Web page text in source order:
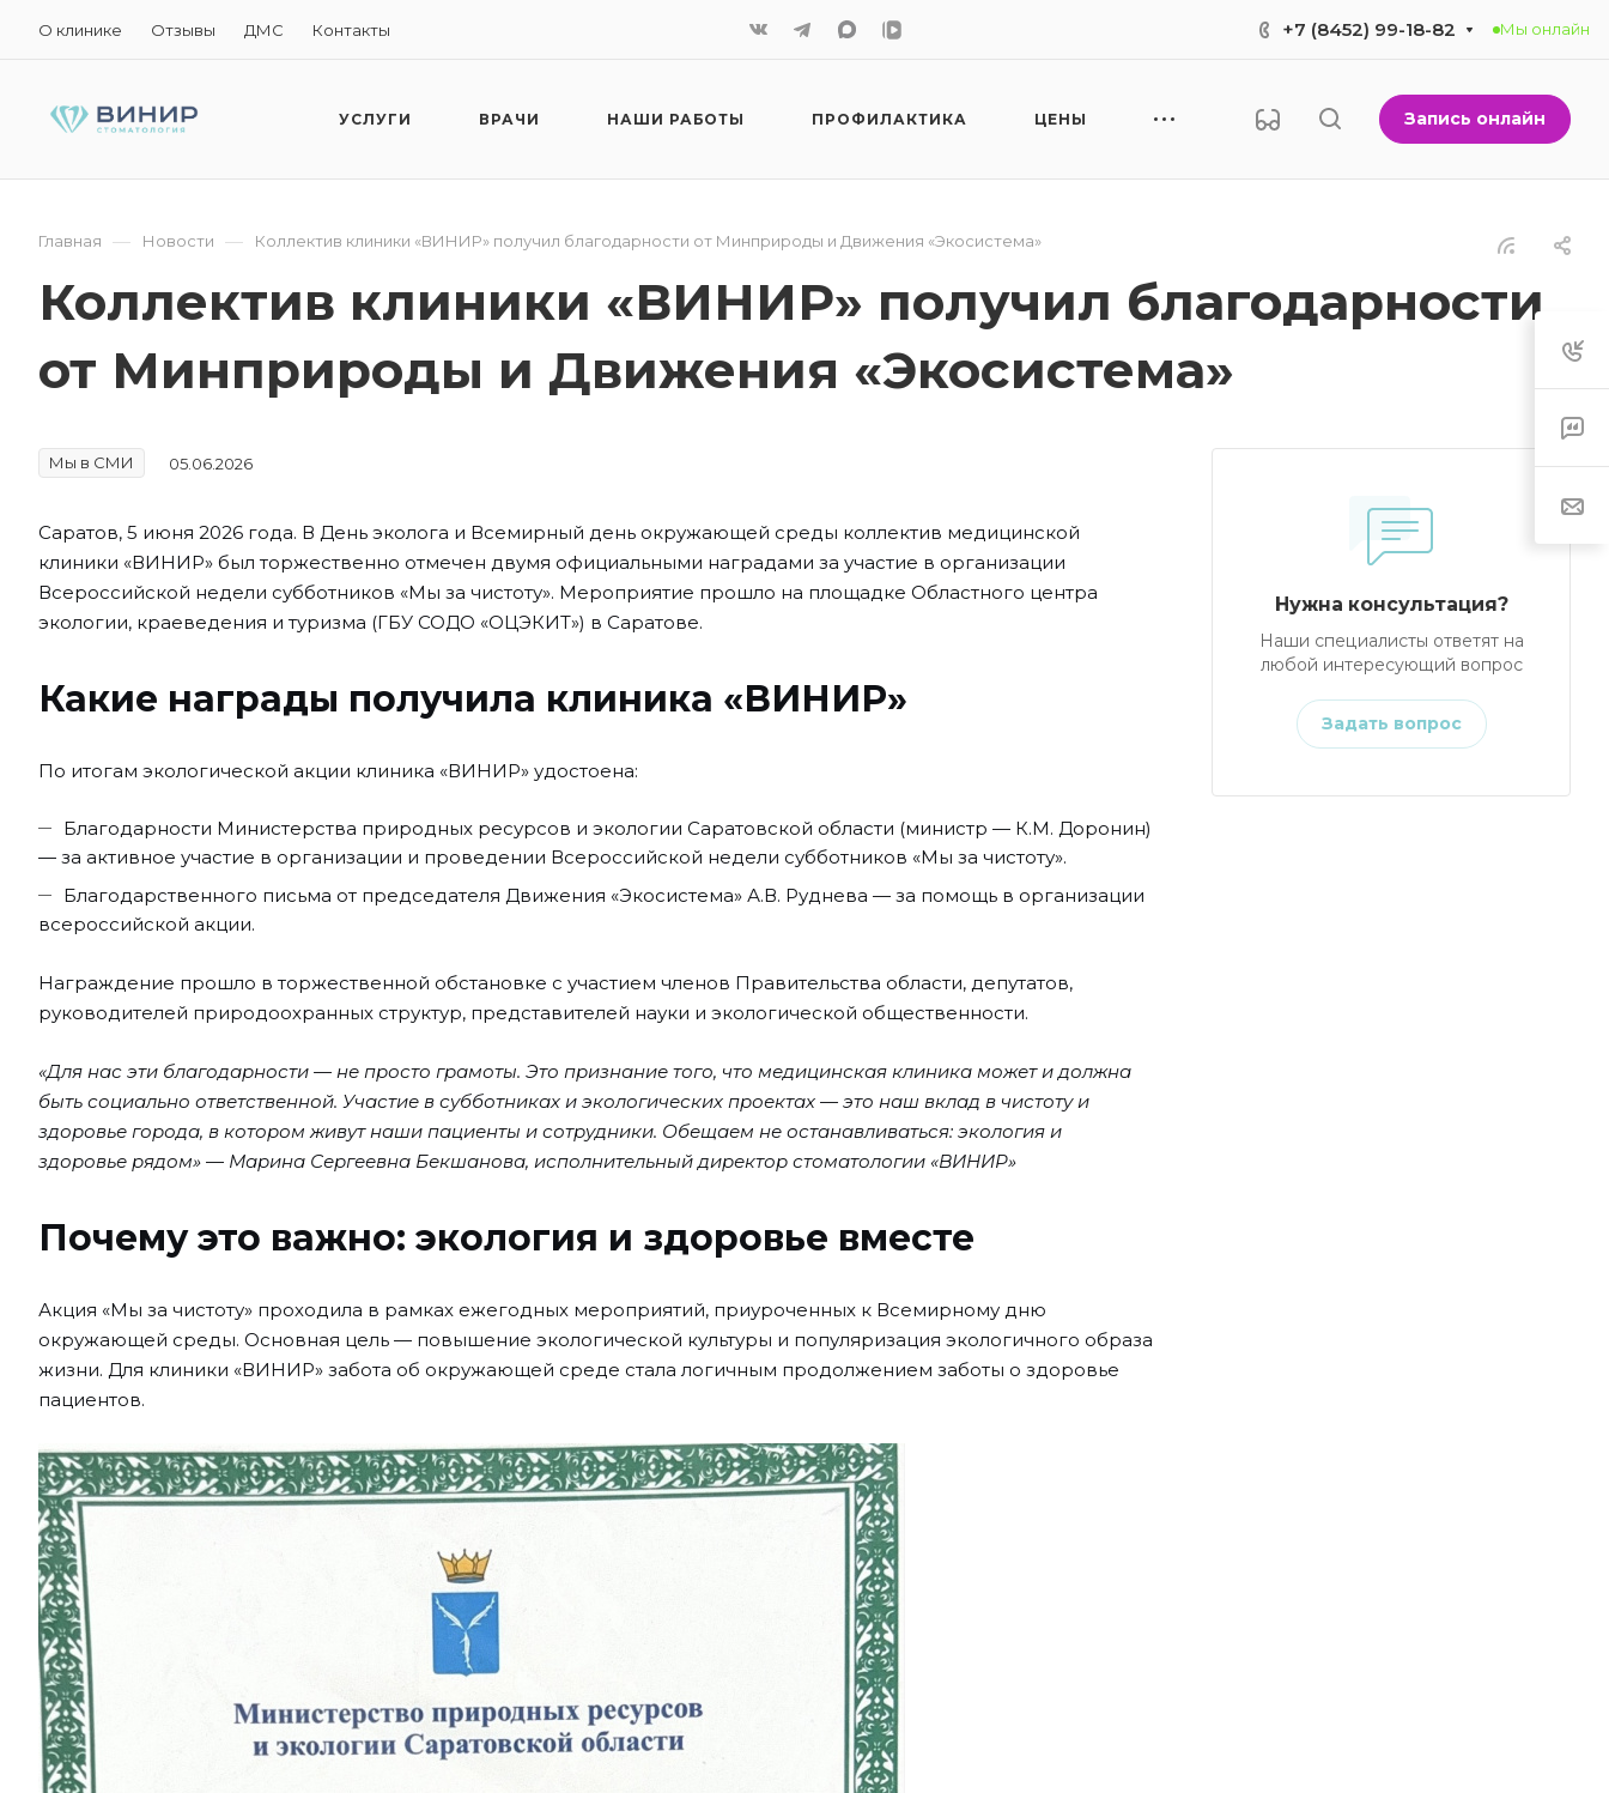
О клинике Отзывы ДМС Контакты +7 (8452) 99-18-82 Мы онлайн
УСЛУГИ ВРАЧИ НАШИ РАБОТЫ ПРОФИЛАКТИКА ЦЕНЫ Запись онлайн
Главная — Новости — Коллектив клиники «ВИНИР» получил благодарности от Минприроды и Движения «Экосистема»
Коллектив клиники «ВИНИР» получил благодарности
от Минприроды и Движения «Экосистема»
Мы в СМИ 05.06.2026
Саратов, 5 июня 2026 года. В День эколога и Всемирный день окружающей среды коллектив медицинской
клиники «ВИНИР» был торжественно отмечен двумя официальными наградами за участие в организации
Всероссийской недели субботников «Мы за чистоту». Мероприятие прошло на площадке Областного центра
экологии, краеведения и туризма (ГБУ СОДО «ОЦЭКИТ») в Саратове.
Какие награды получила клиника «ВИНИР»
По итогам экологической акции клиника «ВИНИР» удостоена:
Благодарности Министерства природных ресурсов и экологии Саратовской области (министр — К.М. Доронин)
— за активное участие в организации и проведении Всероссийской недели субботников «Мы за чистоту».
Благодарственного письма от председателя Движения «Экосистема» А.В. Руднева — за помощь в организации
всероссийской акции.
Награждение прошло в торжественной обстановке с участием членов Правительства области, депутатов,
руководителей природоохранных структур, представителей науки и экологической общественности.
«Для нас эти благодарности — не просто грамоты. Это признание того, что медицинская клиника может и должна
быть социально ответственной. Участие в субботниках и экологических проектах — это наш вклад в чистоту и
здоровье города, в котором живут наши пациенты и сотрудники. Обещаем не останавливаться: экология и
здоровье рядом» — Марина Сергеевна Бекшанова, исполнительный директор стоматологии «ВИНИР»
Почему это важно: экология и здоровье вместе
Акция «Мы за чистоту» проходила в рамках ежегодных мероприятий, приуроченных к Всемирному дню
окружающей среды. Основная цель — повышение экологической культуры и популяризация экологичного образа
жизни. Для клиники «ВИНИР» забота об окружающей среде стала логичным продолжением заботы о здоровье
пациентов.
Нужна консультация?
Наши специалисты ответят на
любой интересующий вопрос
Задать вопрос